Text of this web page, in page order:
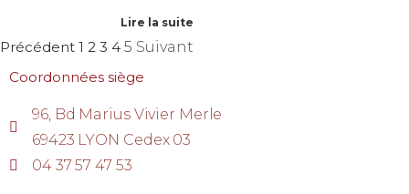
Lire la suite
Précédent 1 2 3 4 5 Suivant
Coordonnées siège
96, Bd Marius Vivier Merle
69423 LYON Cedex 03
04 37 57 47 53